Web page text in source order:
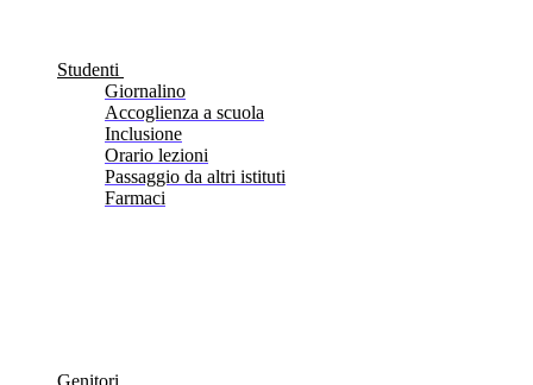
Studenti
Giornalino
Accoglienza a scuola
Inclusione
Orario lezioni
Passaggio da altri istituti
Farmaci